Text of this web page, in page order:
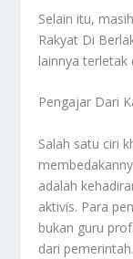
Selain itu,
Rakyat Di
lainnya terletak
Pengajar Dari
Salah satu ciri
adalah
aktivis. Para
bukan guru
dari